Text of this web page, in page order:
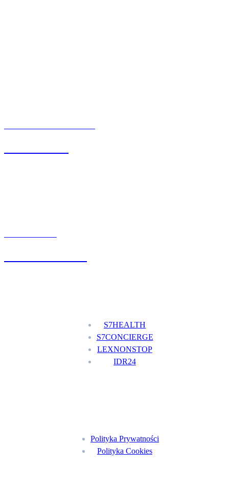
S7HEALTH
S7CONCIERGE
LEXNONSTOP
IDR24
Polityka Prywatności
Polityka Cookies